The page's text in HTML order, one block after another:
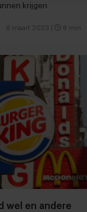
krijgen
8 maart 2023 8 min
wel en andere